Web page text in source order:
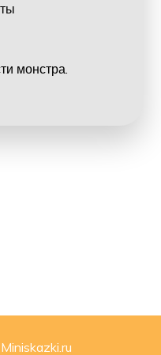
монстра.